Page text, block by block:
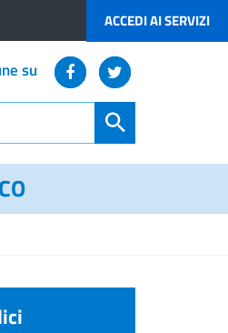
ACCEDI AI SERVIZI
su